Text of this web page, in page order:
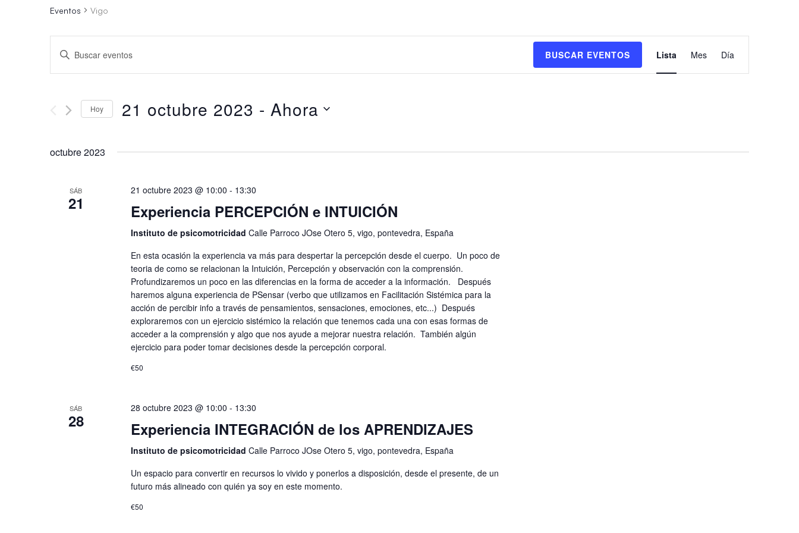
Eventos Vigo
Navegación
de
búsqueda
vistas
Eventos
Introduce
la
clave.
Eventos
palabra
BUSCAR EVENTOS
Navegación
de
Lista Mes Día
Hoy 21 octubre 2023 - Ahora
fecha.
octubre 2023
SÁB
21
21 octubre 2023 @ 10:00 - 13:30
Experiencia PERCEPCIÓN e INTUICIÓN
Instituto de psicomotricidad Calle Parroco JOse Otero 5, vigo, pontevedra, España
En esta ocasión la experiencia va más para despertar la percepción desde el cuerpo. Un poco de
teoria de como se relacionan la Intuición, Percepción y observación con la comprensión.
Profundizaremos un poco en las diferencias en la forma de acceder a la información. Después
haremos alguna experiencia de PSensar (verbo que utilizamos en Facilitación Sistémica para la
acción de percibir info a través de pensamientos, sensaciones, emociones, etc...) Después
exploraremos con un ejercicio sistémico la relación que tenemos cada una con esas formas de
acceder a la comprensión y algo que nos ayude a mejorar nuestra relación. También algún
ejercicio para poder tomar decisiones desde la percepción corporal.
€50
SÁB
28
28 octubre 2023 @ 10:00 - 13:30
Experiencia INTEGRACIÓN de los APRENDIZAJES
Instituto de psicomotricidad Calle Parroco JOse Otero 5, vigo, pontevedra, España
Un espacio para convertir en recursos lo vivido y ponerlos a disposición, desde el presente, de un
futuro más alineado con quién ya soy en este momento.
€50